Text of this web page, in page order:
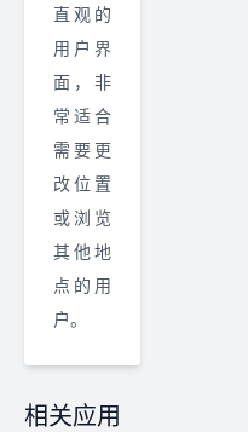
直观的
用户界
面，非
常适合
需要更
改位置
或浏览
其他地
点的用
户。
相关应用